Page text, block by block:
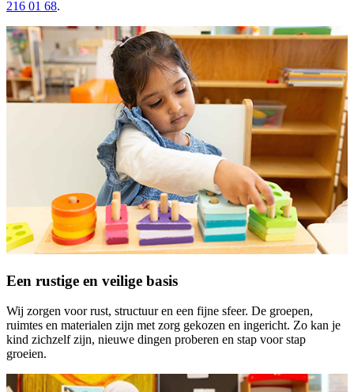
216 01 68.
Een rustige en veilige basis
Wij zorgen voor rust, structuur en een fijne sfeer. De groepen,
ruimtes en materialen zijn met zorg gekozen en ingericht. Zo kan je
kind zichzelf zijn, nieuwe dingen proberen en stap voor stap
groeien.